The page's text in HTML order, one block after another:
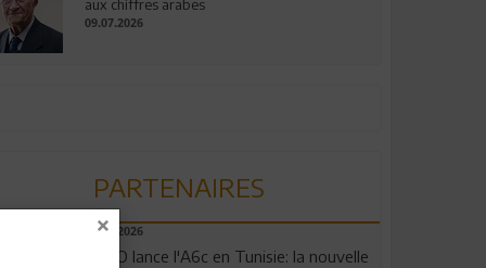
aux chiffres arabes
09.07.2026
PARTENAIRES
04.08.2026
OPPO lance l'A6c en Tunisie: la nouvelle